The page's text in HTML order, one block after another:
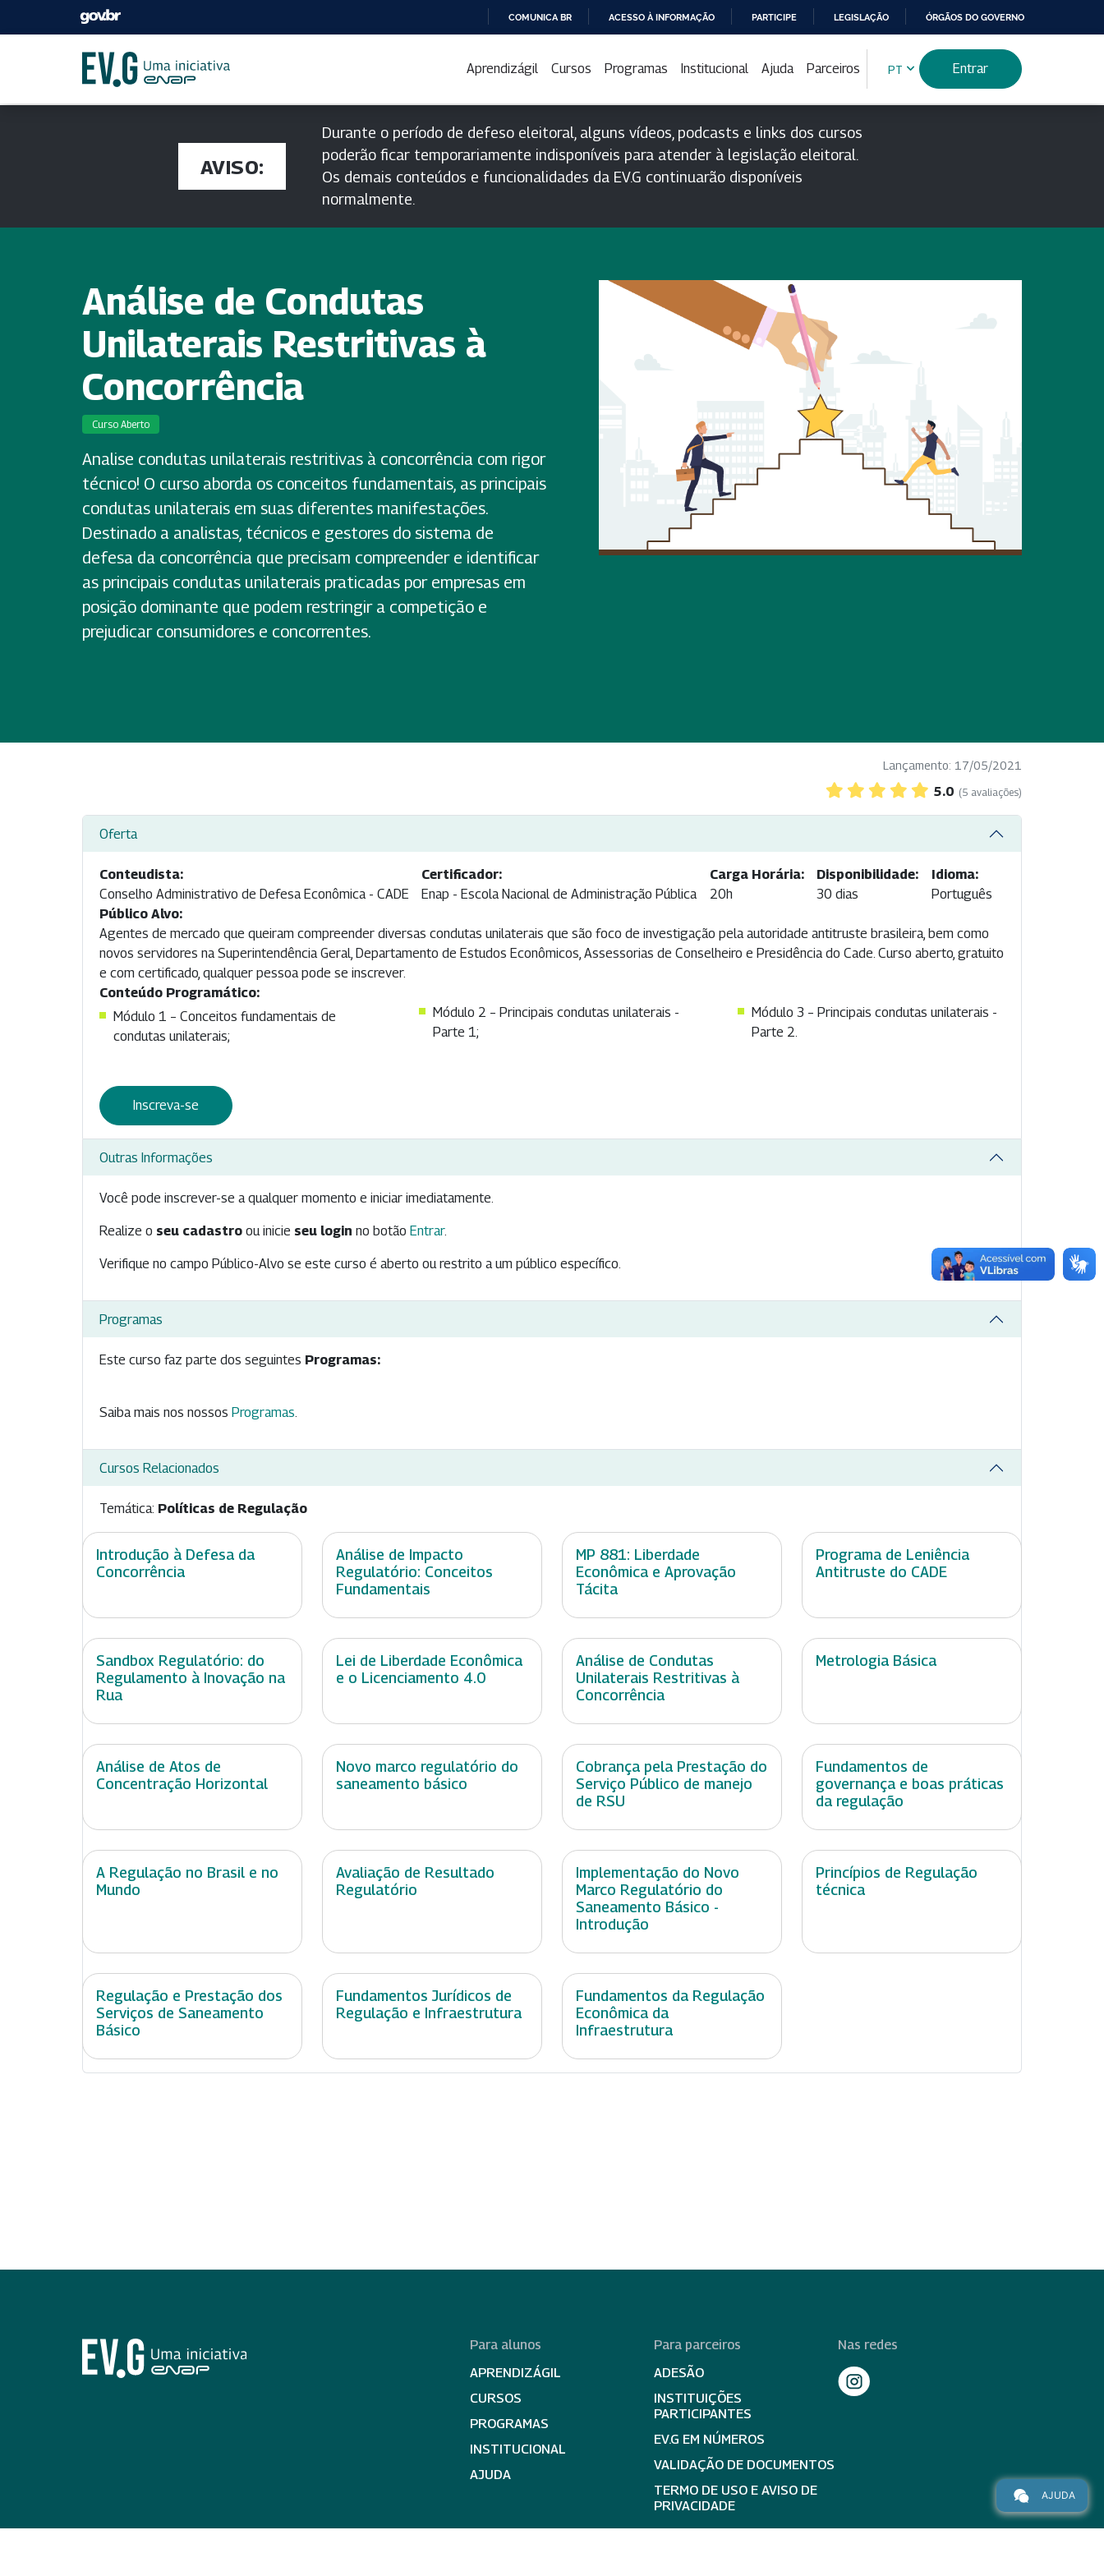
PARA
CONTEÚDO
COMUNICA BR ACESSO À INFORMAÇÃO PARTICIPE LEGISLAÇÃO ÓRGÃOS DO GOVERNO
Aprendizágil Cursos Programas Institucional Ajuda Parceiros PT Entrar
AVISO:
Durante o período de defeso eleitoral, alguns vídeos, podcasts e links dos cursos
poderão ficar temporariamente indisponíveis para atender à legislação eleitoral.
Os demais conteúdos e funcionalidades da EV.G continuarão disponíveis
normalmente.
Análise de Condutas
Unilaterais Restritivas à
Concorrência
Curso Aberto
Analise condutas unilaterais restritivas à concorrência com rigor
técnico! O curso aborda os conceitos fundamentais, as principais
condutas unilaterais em suas diferentes manifestações.
Destinado a analistas, técnicos e gestores do sistema de
defesa da concorrência que precisam compreender e identificar
as principais condutas unilaterais praticadas por empresas em
posição dominante que podem restringir a competição e
prejudicar consumidores e concorrentes.
Lançamento: 17/05/2021
5.0 (5 avaliações)
Oferta
Conteudista:
Conselho Administrativo de Defesa Econômica - CADE
Certificador:
Enap - Escola Nacional de Administração Pública
Carga Horária:
20h
Disponibilidade:
30 dias
Idioma:
Português
Público Alvo:
Agentes de mercado que queiram compreender diversas condutas unilaterais que são foco de investigação pela autoridade antitruste brasileira, bem como
novos servidores na Superintendência Geral, Departamento de Estudos Econômicos, Assessorias de Conselheiro e Presidência do Cade. Curso aberto, gratuito
e com certificado, qualquer pessoa pode se inscrever.
Conteúdo Programático:
Módulo 1 – Conceitos fundamentais de
condutas unilaterais;
Módulo 2 – Principais condutas unilaterais -
Parte 1;
Módulo 3 – Principais condutas unilaterais -
Parte 2.
Inscreva-se
Outras Informações
Você pode inscrever-se a qualquer momento e iniciar imediatamente.
Realize o seu cadastro ou inicie seu login no botão Entrar.
Verifique no campo Público-Alvo se este curso é aberto ou restrito a um público específico.
Programas
Este curso faz parte dos seguintes Programas:
Saiba mais nos nossos Programas.
Cursos Relacionados
Temática: Políticas de Regulação
Introdução à Defesa da
Concorrência
Análise de Impacto
Regulatório: Conceitos
Fundamentais
MP 881: Liberdade
Econômica e Aprovação
Tácita
Programa de Leniência
Antitruste do CADE
Sandbox Regulatório: do
Regulamento à Inovação na
Rua
Lei de Liberdade Econômica
e o Licenciamento 4.0
Análise de Condutas
Unilaterais Restritivas à
Concorrência
Metrologia Básica
Análise de Atos de
Concentração Horizontal
Novo marco regulatório do
saneamento básico
Cobrança pela Prestação do
Serviço Público de manejo
de RSU
Fundamentos de
governança e boas práticas
da regulação
A Regulação no Brasil e no
Mundo
Avaliação de Resultado
Regulatório
Implementação do Novo
Marco Regulatório do
Saneamento Básico -
Introdução
Princípios de Regulação
técnica
Regulação e Prestação dos
Serviços de Saneamento
Básico
Fundamentos Jurídicos de
Regulação e Infraestrutura
Fundamentos da Regulação
Econômica da
Infraestrutura
Para alunos
APRENDIZÁGIL
CURSOS
PROGRAMAS
INSTITUCIONAL
AJUDA
Para parceiros
ADESÃO
INSTITUIÇÕES
PARTICIPANTES
EV.G EM NÚMEROS
VALIDAÇÃO DE DOCUMENTOS
TERMO DE USO E AVISO DE
PRIVACIDADE
Nas redes
AJUDA